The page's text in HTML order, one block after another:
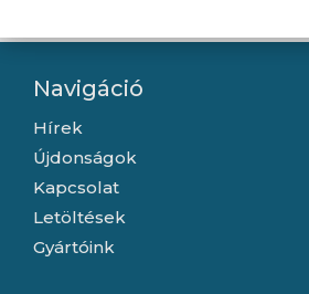
Navigáció
Hírek
Újdonságok
Kapcsolat
Letöltések
Gyártóink